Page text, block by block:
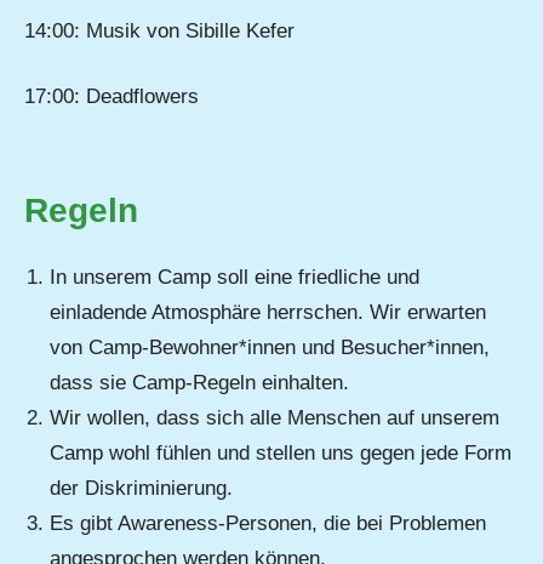
14:00: Musik von Sibille Kefer
17:00: Deadflowers
Regeln
In unserem Camp soll eine friedliche und
einladende Atmosphäre herrschen. Wir erwarten
von Camp-Bewohner*innen und Besucher*innen,
dass sie Camp-Regeln einhalten.
Wir wollen, dass sich alle Menschen auf unserem
Camp wohl fühlen und stellen uns gegen jede Form
der Diskriminierung.
Es gibt Awareness-Personen, die bei Problemen
angesprochen werden können.